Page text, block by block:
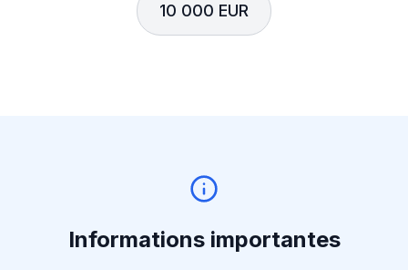
10 000 EUR
Informations importantes